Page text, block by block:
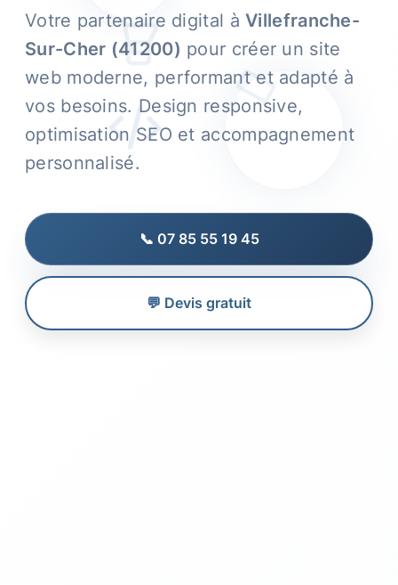
Votre partenaire digital àVillefranche-
Sur-Cher (41200) pour créer un site
web moderne, performant et adapté à
vos besoins. Design responsive,
optimisation SEO et accompagnement
personnalisé.
📞 07 85 55 19 45
💬 Devis gratuit